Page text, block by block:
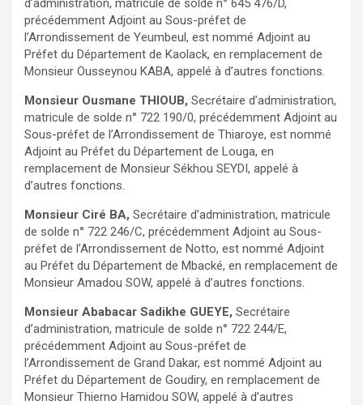
d’administration, matricule de solde n° 645 476/D,
précédemment Adjoint au Sous-préfet de
l’Arrondissement de Yeumbeul, est nommé Adjoint au
Préfet du Département de Kaolack, en remplacement de
Monsieur Ousseynou KABA, appelé à d’autres fonctions.
Monsieur Ousmane THIOUB, Secrétaire d’administration,
matricule de solde n° 722 190/0, précédemment Adjoint au
Sous-préfet de l’Arrondissement de Thiaroye, est nommé
Adjoint au Préfet du Département de Louga, en
remplacement de Monsieur Sékhou SEYDI, appelé à
d’autres fonctions.
Monsieur Ciré BA, Secrétaire d’administration, matricule
de solde n° 722 246/C, précédemment Adjoint au Sous-
préfet de l’Arrondissement de Notto, est nommé Adjoint
au Préfet du Département de Mbacké, en remplacement de
Monsieur Amadou SOW, appelé à d’autres fonctions.
Monsieur Ababacar Sadikhe GUEYE, Secrétaire
d’administration, matricule de solde n° 722 244/E,
précédemment Adjoint au Sous-préfet de
l’Arrondissement de Grand Dakar, est nommé Adjoint au
Préfet du Département de Goudiry, en remplacement de
Monsieur Thierno Hamidou SOW, appelé à d’autres